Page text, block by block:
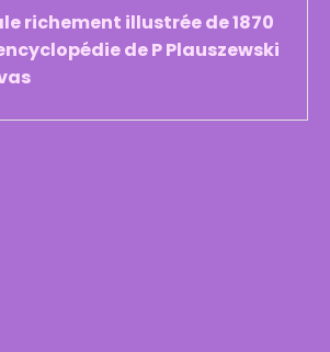
richement illustrée de 1870
de P Plauszewski